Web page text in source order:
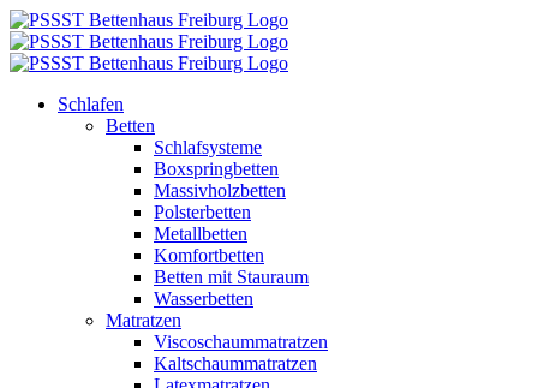
Zum
Inhalt
springen
Schlafen
Betten
Schlafsysteme
Boxspringbetten
Massivholzbetten
Polsterbetten
Metallbetten
Komfortbetten
Betten mit Stauraum
Wasserbetten
Matratzen
Viscoschaummatratzen
Kaltschaummatratzen